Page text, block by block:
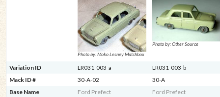
Photo by: Moko Lesney Matchbox
Photo by: Other Source
Variation ID LR031-003-a
LR031-003-b
Mack ID #
30-A-02
30-A
Base Name
Ford Prefect
Ford Prefect